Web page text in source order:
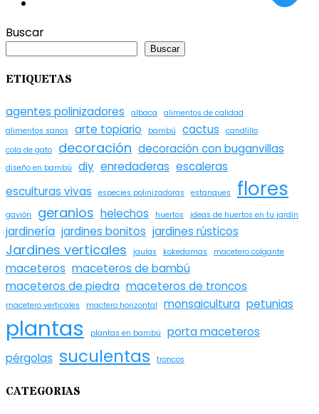
Buscar
Buscar
ETIQUETAS
agentes polinizadores albaca
alimentos de calidad
alimentos sanos
arte topiario bambú cactus
candlillo
cola de gato
decoración decoración con buganvillas
diseño en bambú diy enredaderas escaleras
esculturas vivas
especies polinizadoras estanques flores
gavión geranios helechos huertos ideas de huertos en tu jardín
jardinería jardines bonitos jardines rústicos
Jardines verticales jaulas kokedamas macetero colgante
maceteros maceteros de bambú
maceteros de piedra maceteros de troncos
macetero verticales mactero horizontal monsaicultura petunias
plantas plantas en bambú
porta maceteros
pérgolas suculentas troncos
CATEGORIAS